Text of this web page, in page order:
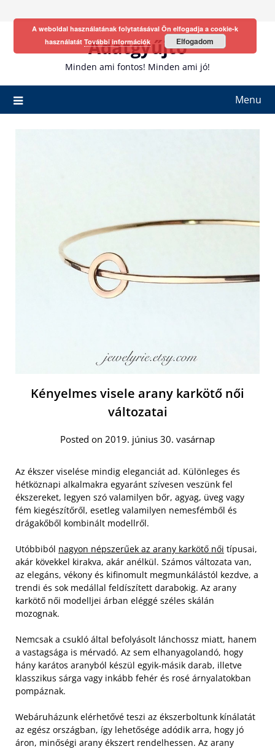
Adatgyűjtő
Minden ami fontos! Minden ami jó!
Menu
Kényelmes visele arany karkötő női
változatai
Posted on 2019. június 30. vasárnap
Az ékszer viselése mindig eleganciát ad. Különleges és
hétköznapi alkalmakra egyaránt szívesen veszünk fel
ékszereket, legyen szó valamilyen bőr, agyag, üveg vagy
fém kiegészítőről, esetleg valamilyen nemesfémből és
drágakőből kombinált modellről.
Utóbbiból nagyon népszerűek az arany karkötő női típusai,
akár kövekkel kirakva, akár anélkül. Számos változata van,
az elegáns, vékony és kifinomult megmunkálástól kezdve, a
trendi és sok medállal feldíszített darabokig. Az arany
karkötő női modelljei árban eléggé széles skálán
mozognak.
Nemcsak a csukló által befolyásolt lánchossz miatt, hanem
a vastagsága is mérvadó. Az sem elhanyagolandó, hogy
hány karátos aranyból készül egyik-másik darab, illetve
klasszikus sárga vagy inkább fehér és rosé árnyalatokban
pompáznak.
Webáruházunk elérhetővé teszi az ékszerboltunk kínálatát
az egész országban, így lehetősége adódik arra, hogy jó
áron, minőségi arany ékszert rendelhessen. Az arany
A weboldal használatának folytatásával Ön elfogadja a cookie-k
használatát További információk Elfogadom